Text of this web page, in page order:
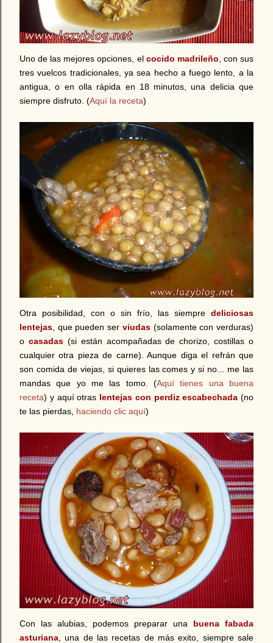
Uno de las mejores opciones, el cocido madrileño , con sus
tres vuelcos tradicionales, ya sea hecho a fuego lento, a la
antigua, o en olla rápida en 18 minutos, una delicia que
siempre disfruto. (Aquí la receta)
Otra posibilidad, con o sin frío, las siempre deliciosas
lentejas , que pueden ser viudas (solamente con verduras)
o casadas (si están acompañadas de chorizo, costillas o
cualquier otra pieza de carne). Aunque diga el refrán que
son comida de viejas, si quieres las comes y si no... me las
mandas que yo me las tomo. (Aquí tienes una buena
receta) y aquí otras lentejas con perdiz escabechada (no
te las pierdas, haciendo clic aquí)
Con las alubias, podemos preparar una buena fabada
asturiana , una de las recetas de más exito, siempre sale